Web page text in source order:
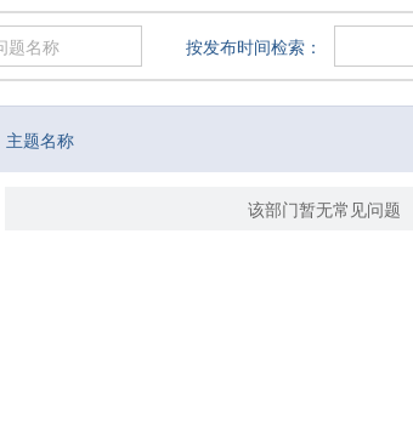
按发布时间检索：
主题名称
该部门暂无常见问题